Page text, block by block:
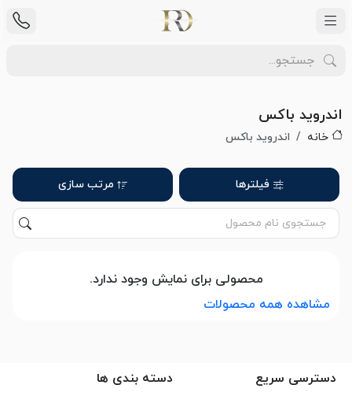
اندروید باکس
خانه اندروید باکس
فیلترها مرتب سازی
محصولی برای نمایش وجود ندارد.
مشاهده همه محصولات
دسترسی سریع دسته بندی ها